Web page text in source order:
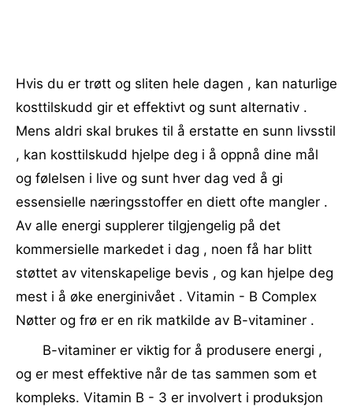
Hvis du er trøtt og sliten hele dagen , kan naturlige
kosttilskudd gir et effektivt og sunt alternativ .
Mens aldri skal brukes til å erstatte en sunn livsstil
, kan kosttilskudd hjelpe deg i å oppnå dine mål
og følelsen i live og sunt hver dag ved å gi
essensielle næringsstoffer en diett ofte mangler .
Av alle energi supplerer tilgjengelig på det
kommersielle markedet i dag , noen få har blitt
støttet av vitenskapelige bevis , og kan hjelpe deg
mest i å øke energinivået . Vitamin - B Complex
Nøtter og frø er en rik matkilde av B-vitaminer .
B-vitaminer er viktig for å produsere energi ,
og er mest effektive når de tas sammen som et
kompleks. Vitamin B - 3 er involvert i produksjon